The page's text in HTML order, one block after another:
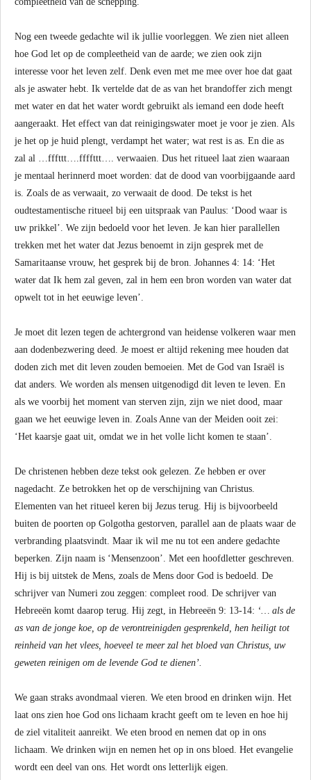
Nog een tweede gedachte wil ik jullie voorleggen. We zien niet alleen
hoe God let op de compleetheid van de aarde; we zien ook zijn
interesse voor het leven zelf. Denk even met me mee over hoe dat gaat
als je aswater hebt. Ik vertelde dat de as van het brandoffer zich mengt
met water en dat het water wordt gebruikt als iemand een dode heeft
aangeraakt. Het effect van dat reinigingswater moet je voor je zien. Als
je het op je huid plengt, verdampt het water; wat rest is as. En die as
zal al …fffttt….ffffttt…. verwaaien. Dus het ritueel laat zien waaraan
je mentaal herinnerd moet worden: dat de dood van voorbijgaande aard
is. Zoals de as verwaait, zo verwaait de dood. De tekst is het
oudtestamentische ritueel bij een uitspraak van Paulus: ‘Dood waar is
uw prikkel’. We zijn bedoeld voor het leven. Je kan hier parallellen
trekken met het water dat Jezus benoemt in zijn gesprek met de
Samaritaanse vrouw, het gesprek bij de bron. Johannes 4: 14: ‘Het
water dat Ik hem zal geven, zal in hem een bron worden van water dat
opwelt tot in het eeuwige leven’.
Je moet dit lezen tegen de achtergrond van heidense volkeren waar men
aan dodenbezwering deed. Je moest er altijd rekening mee houden dat
doden zich met dit leven zouden bemoeien. Met de God van Israël is
dat anders. We worden als mensen uitgenodigd dit leven te leven. En
als we voorbij het moment van sterven zijn, zijn we niet dood, maar
gaan we het eeuwige leven in. Zoals Anne van der Meiden ooit zei:
‘Het kaarsje gaat uit, omdat we in het volle licht komen te staan’.
De christenen hebben deze tekst ook gelezen. Ze hebben er over
nagedacht. Ze betrokken het op de verschijning van Christus.
Elementen van het ritueel keren bij Jezus terug. Hij is bijvoorbeeld
buiten de poorten op Golgotha gestorven, parallel aan de plaats waar de
verbranding plaatsvindt. Maar ik wil me nu tot een andere gedachte
beperken. Zijn naam is ‘Mensenzoon’. Met een hoofdletter geschreven.
Hij is bij uitstek de Mens, zoals de Mens door God is bedoeld. De
schrijver van Numeri zou zeggen: compleet rood. De schrijver van
Hebreeën komt daarop terug. Hij zegt, in Hebreeën 9: 13-14: ‘… als de
as van de jonge koe, op de verontreinigden gesprenkeld, hen heiligt tot
reinheid van het vlees, hoeveel te meer zal het bloed van Christus, uw
geweten reinigen om de levende God te dienen’.
We gaan straks avondmaal vieren. We eten brood en drinken wijn. Het
laat ons zien hoe God ons lichaam kracht geeft om te leven en hoe hij
de ziel vitaliteit aanreikt. We eten brood en nemen dat op in ons
lichaam. We drinken wijn en nemen het op in ons bloed. Het evangelie
wordt een deel van ons. Het wordt ons letterlijk eigen.